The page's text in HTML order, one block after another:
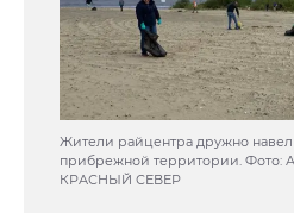
Жители райцентра дружно
прибрежной территории. Фото:
КРАСНЫЙ СЕВЕР